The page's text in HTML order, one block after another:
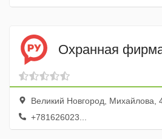
Охранная
Великий Новгород, Михайлова,
+781626023...